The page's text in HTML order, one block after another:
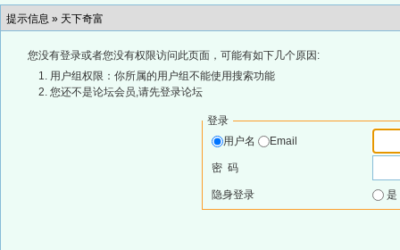
提示信息 » 天下奇富
您没有登录或者您没有权限访问此页面，可能有如下几个原因:
用户组权限：你所属的用户组不能使用搜索功能
您还不是论坛会员,请先登录论坛
登录
用户名
Email
密 码
隐身登录